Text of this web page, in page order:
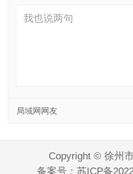
局域网网友
Copyright © 徐州
备案号： 苏ICP备